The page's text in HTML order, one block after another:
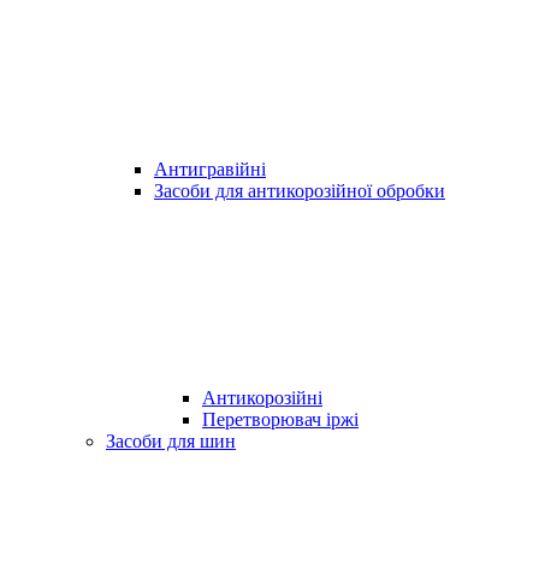
Антигравійні
Засоби для антикорозійної обробки
Антикорозійні
Перетворювач іржі
Засоби для шин